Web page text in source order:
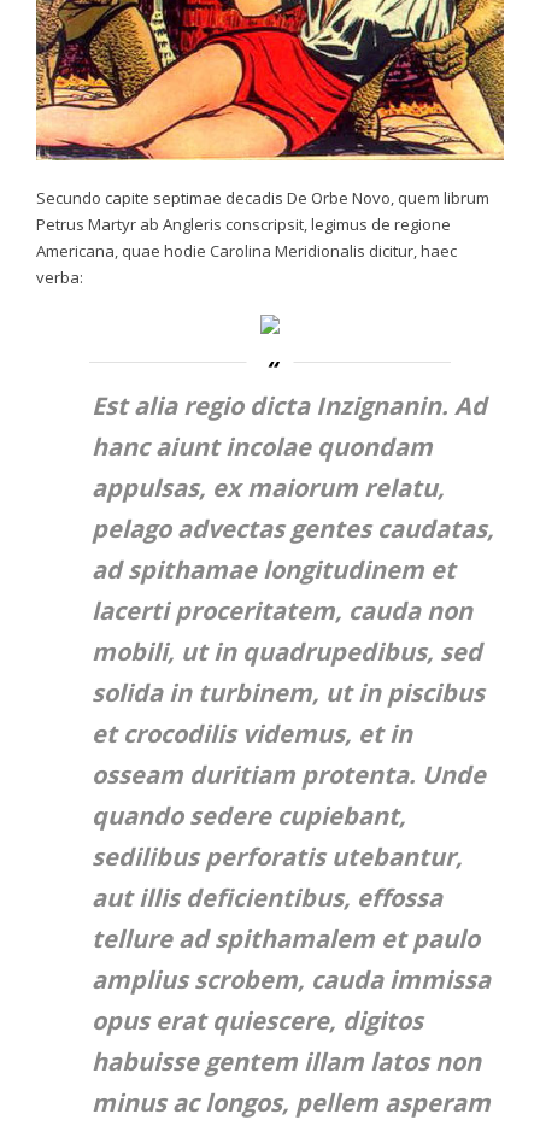
Secundo capite septimae decadis De Orbe Novo, quem librum
Petrus Martyr ab Angleris conscripsit, legimus de regione
Americana, quae hodie Carolina Meridionalis dicitur, haec
verba:
Est alia regio dicta Inzignanin. Ad
hanc aiunt incolae quondam
appulsas, ex maiorum relatu,
pelago advectas gentes caudatas,
ad spithamae longitudinem et
lacerti proceritatem, cauda non
mobili, ut in quadrupedibus, sed
solida in turbinem, ut in piscibus
et crocodilis videmus, et in
osseam duritiam protenta. Unde
quando sedere cupiebant,
sedilibus perforatis utebantur,
aut illis deficientibus, effossa
tellure ad spithamalem et paulo
amplius scrobem, cauda immissa
opus erat quiescere, digitos
habuisse gentem illam latos non
minus ac longos, pellem asperam